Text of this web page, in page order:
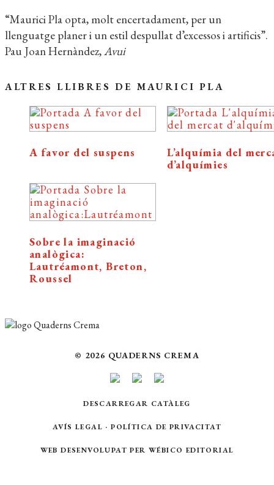
“Maurici Pla opta, molt encertadament, per un
llenguatge planer i un estil despullat d’excessos i artificis”.
Pau Joan Hernàndez,Avui
ALTRES LLIBRES DE MAURICI PLA
A favor del suspens
L’alquímia del
d’alquímies
Sobre la imaginació
analògica:
Lautréamont, Breton,
Roussel
© 2026 QUADERNS CREMA
DESCARREGAR CATÀLEG
AVÍS LEGAL ·POLÍTICA DE PRIVACITAT
WEB DESENVOLUPAT PER WÉBICO EDITORIAL